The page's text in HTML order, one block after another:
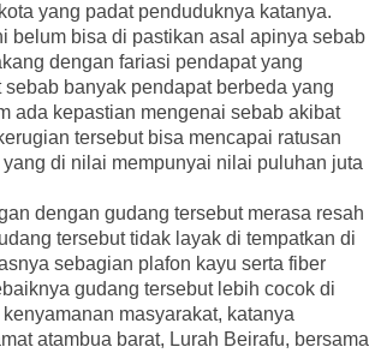
yang padat penduduknya katanya.
belum bisa di pastikan asal apinya sebab
dengan fariasi pendapat yang
banyak pendapat berbeda yang
ada kepastian mengenai sebab akibat
tersebut bisa mencapai ratusan
di nilai mempunyai nilai puluhan juta
dengan gudang tersebut merasa resah
tersebut tidak layak di tempatkan di
sebagian plafon kayu serta fiber
gudang tersebut lebih cocok di
masyarakat, katanya
atambua barat, Lurah Beirafu, bersama